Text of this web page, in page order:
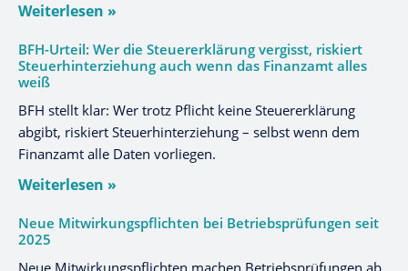
Weiterlesen »
BFH-Urteil: Wer die Steuererklärung vergisst, riskiert
Steuerhinterziehung auch wenn das Finanzamt alles
weiß
BFH stellt klar: Wer trotz Pflicht keine Steuererklärung
abgibt, riskiert Steuerhinterziehung – selbst wenn dem
Finanzamt alle Daten vorliegen.
Weiterlesen »
Neue Mitwirkungspflichten bei Betriebsprüfungen seit
2025